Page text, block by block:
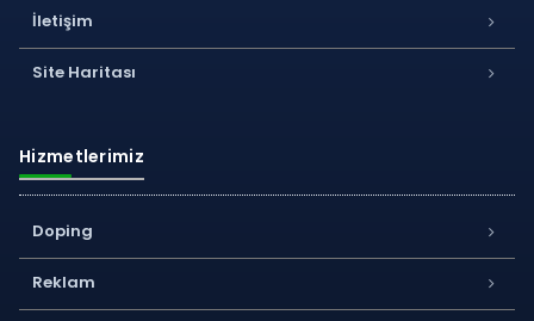
İletişim
Site Haritası
Hizmetlerimiz
Doping
Reklam